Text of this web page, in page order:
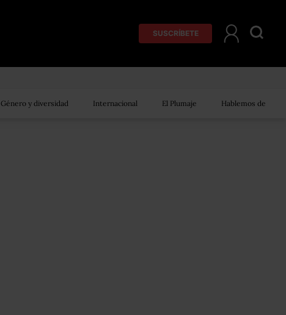
SUSCRÍBETE
Género y diversidad Internacional El Plumaje Hablemos de